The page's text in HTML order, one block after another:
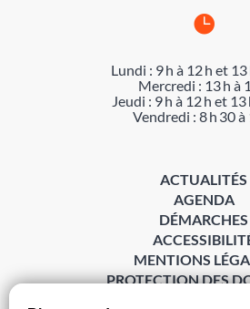

Lundi : 9 h à 12 h et 13
Mercredi : 13 h à
Jeudi : 9 h à 12 h et 13
Vendredi : 8 h 30 à
ACTUALITÉS
AGENDA
DÉMARCHES
MENTIONS
PROTECTION DES
POLITIQUE DE GESTION